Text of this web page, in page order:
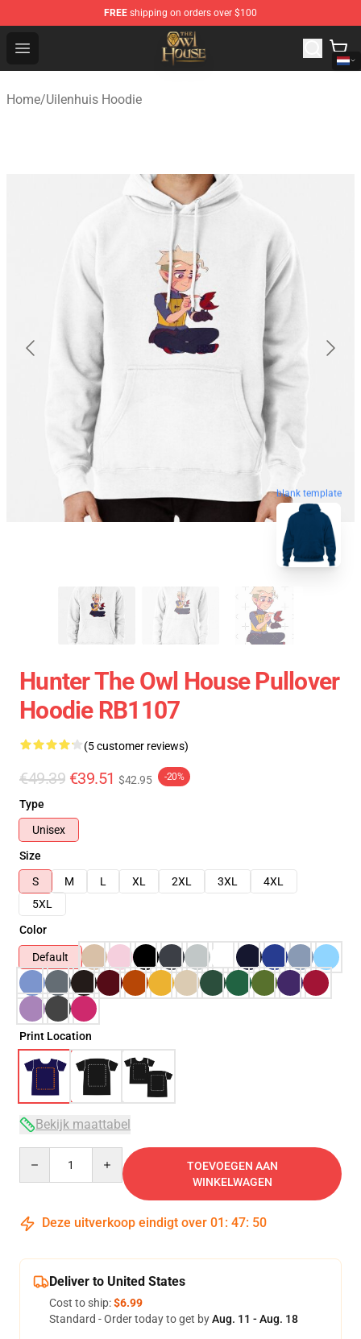
FREE shipping on orders over $100
Open menu
The Owl House Store - Official The Owl House
Home/Uilenhuis Hoodie
blank template
Hunter The Owl House Pullover
Hoodie RB1107
(5 customer reviews)
€49.39 €39.51 $42.95 -20%
Type
Unisex
Size
S
M L XL 2XL 3XL
4XL
5XL
Color
Default
Print Location
Bekijk maattabel
TOEVOEGEN AAN
WINKELWAGEN
Deze uitverkoop eindigt over 01 : 47: 50
Deliver to United States
Cost to ship:$6.99
Standard - Order today to get byAug. 11 - Aug. 18